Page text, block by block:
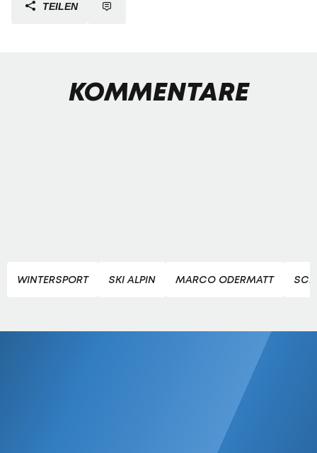
TEILEN
KOMMENTARE
WINTERSPORT SKI ALPIN MARCO ODERMATT